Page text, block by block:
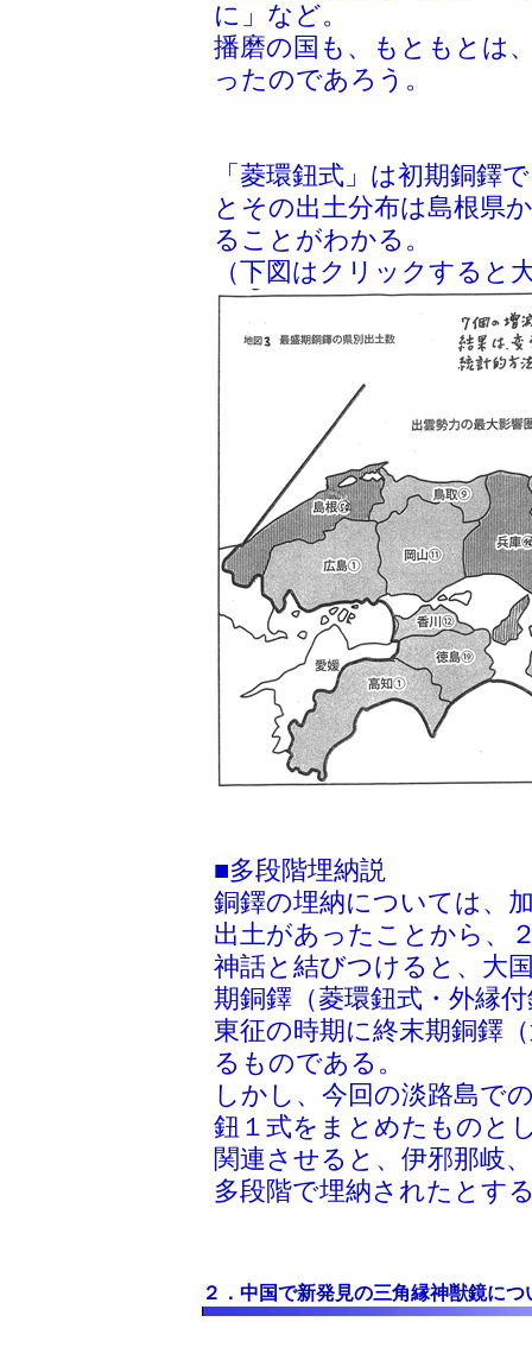
に」など。
播磨の国も、もともとは
ったのであろう。
「菱環鈕式」は初期銅鐸
とその出土分布は島根県
ることがわかる。
（下図はクリックすると
■多段階埋納説
銅鐸の埋納については、
出土があったことから、
神話と結びつけると、大
期銅鐸（菱環鈕式・外縁
東征の時期に終末期銅鐸
るものである。
しかし、今回の淡路島で
鈕１式をまとめたものと
関連させると、伊邪那岐
多段階で埋納されたとす
２．中国で新発見の三角縁神獣鏡につ